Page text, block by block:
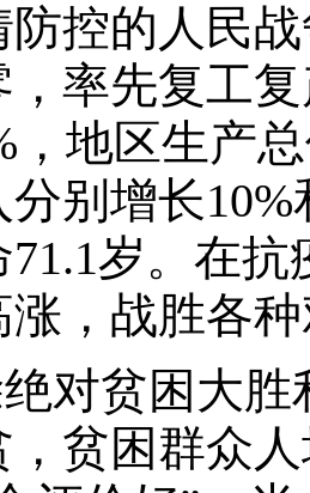
防控的人民
，率先复工
，地区生产
别增长
71.1岁。在
涨，战胜各
对贫困大
，贫困群众